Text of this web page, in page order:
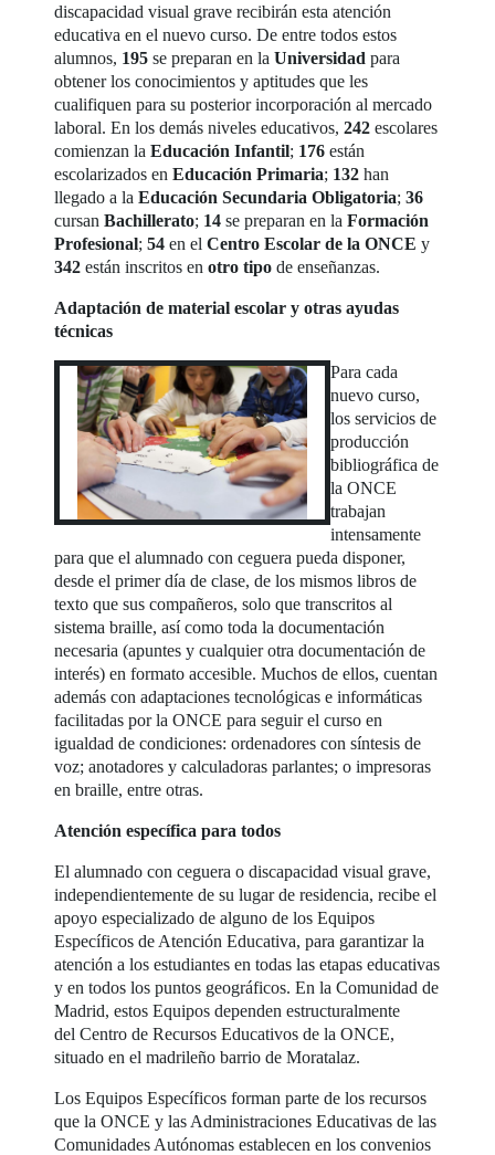
discapacidad visual grave recibirán esta atención
educativa en el nuevo curso. De entre todos estos
alumnos, 195se preparan en laUniversidadpara
obtener los conocimientos y aptitudes que les
cualifiquen para su posterior incorporación al mercado
laboral. En los demás niveles educativos,242 escolares
comienzan laEducación Infantil; 176 están
escolarizados enEducación Primaria; 132 han
llegado a laEducación Secundaria Obligatoria;36
cursanBachillerato; 14se preparan en laFormación
Profesional;54en elCentro Escolar de la ONCEy
342están inscritos enotro tipode enseñanzas.
Adaptación de material escolar y otras ayudas
técnicas
Para cada
nuevo curso,
los servicios de
producción
bibliográfica de
la ONCE
trabajan
intensamente
para que el alumnado con ceguera pueda disponer,
desde el primer día de clase, de los mismos libros de
texto que sus compañeros, solo que transcritos al
sistema braille, así como toda la documentación
necesaria (apuntes y cualquier otra documentación de
interés) en formato accesible. Muchos de ellos, cuentan
además con adaptaciones tecnológicas e informáticas
facilitadas por la ONCE para seguir el curso en
igualdad de condiciones: ordenadores con síntesis de
voz; anotadores y calculadoras parlantes; o impresoras
en braille, entre otras.
Atención específica para todos
El alumnado con ceguera o discapacidad visual grave,
independientemente de su lugar de residencia, recibe el
apoyo especializado de alguno de los Equipos
Específicos de Atención Educativa, para garantizar la
atención a los estudiantes en todas las etapas educativas
y en todos los puntos geográficos. En la Comunidad de
Madrid, estos Equipos dependen estructuralmente
del Centro de Recursos Educativos de la ONCE,
situado en el madrileño barrio de Moratalaz.
Los Equipos Específicos forman parte de los recursos
que la ONCE y las Administraciones Educativas de las
Comunidades Autónomas establecen en los convenios